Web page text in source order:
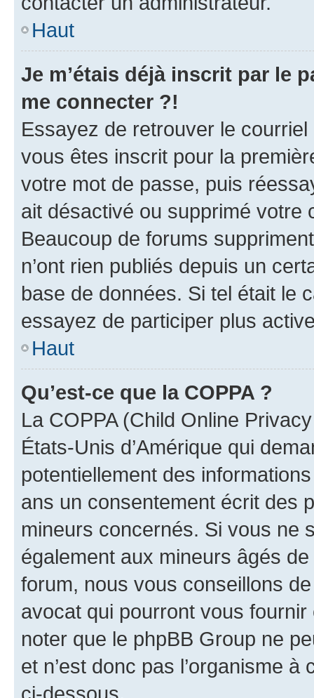
Haut
Je m’étais déjà inscrit par le
me connecter ?!
Essayez de retrouver le
vous êtes inscrit pour la
votre mot de passe, puis
ait désactivé ou supprimé votre
Beaucoup de forums
n’ont rien publiés depuis un
base de données. Si tel était le
essayez de participer plus
Haut
Qu’est-ce que la COPPA ?
La COPPA (Child Online
États-Unis d’Amérique qui
potentiellement des
ans un consentement écrit des
mineurs concernés. Si vous ne
également aux mineurs âgés
forum, nous vous conseillons
avocat qui pourront vous
noter que le phpBB Group ne
et n’est donc pas l’organisme
ci-dessous.